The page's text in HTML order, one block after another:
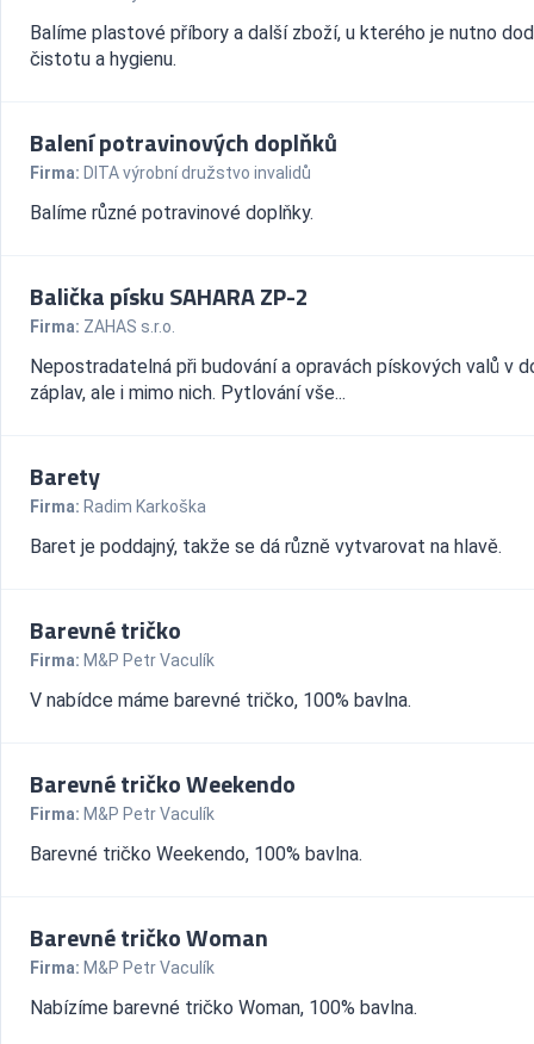
Balíme plastové příbory a další zboží, u kterého je nutno
čistotu a hygienu.
Balení potravinových doplňků
Firma: DITA výrobní družstvo invalidů
Balíme různé potravinové doplňky.
Balička písku SAHARA ZP-2
Firma: ZAHAS s.r.o.
Nepostradatelná při budování a opravách pískových valů v
záplav, ale i mimo nich. Pytlování vše...
Barety
Firma: Radim Karkoška
Baret je poddajný, takže se dá různě vytvarovat na hlavě.
Barevné tričko
Firma: M&P Petr Vaculík
V nabídce máme barevné tričko, 100% bavlna.
Barevné tričko Weekendo
Firma: M&P Petr Vaculík
Barevné tričko Weekendo, 100% bavlna.
Barevné tričko Woman
Firma: M&P Petr Vaculík
Nabízíme barevné tričko Woman, 100% bavlna.